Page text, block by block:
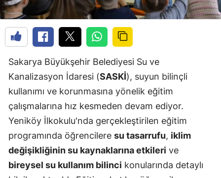
Sakarya Büyükşehir Belediyesi Su ve
Kanalizasyon İdaresi (SASKİ), suyun bilinçli
kullanımı ve korunmasına yönelik eğitim
çalışmalarına hız kesmeden devam ediyor.
Yeniköy İlkokulu'nda gerçekleştirilen eğitim
programında öğrencilere su tasarrufu, iklim
değişikliğinin su kaynaklarına etkileri ve
bireysel su kullanım bilinci konularında detaylı